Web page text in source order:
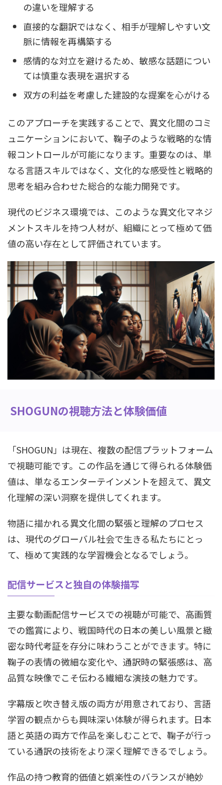
の違いを理解する
直接的な翻訳ではなく、相手が理解しやすい文
脈に情報を再構築する
感情的な対立を避けるため、敏感な話題につい
ては慎重な表現を選択する
双方の利益を考慮した建設的な提案を心がける
このアプローチを実践することで、異文化間のコミ
ュニケーションにおいて、鞠子のような戦略的な情
報コントロールが可能になります。重要なのは、単
なる言語スキルではなく、文化的な感受性と戦略的
思考を組み合わせた総合的な能力開発です。
現代のビジネス環境では、このような異文化マネジ
メントスキルを持つ人材が、組織にとって極めて価
値の高い存在として評価されています。
SHOGUNの視聴方法と体験価値
「SHOGUN」は現在、複数の配信プラットフォーム
で視聴可能です。この作品を通じて得られる体験価
値は、単なるエンターテインメントを超えて、異文
化理解の深い洞察を提供してくれます。
物語に描かれる異文化間の緊張と理解のプロセス
は、現代のグローバル社会で生きる私たちにとっ
て、極めて実践的な学習機会となるでしょう。
配信サービスと独自の体験描写
主要な動画配信サービスでの視聴が可能で、高画質
での鑑賞により、戦国時代の日本の美しい風景と緻
密な時代考証を存分に味わうことができます。特に
鞠子の表情の微細な変化や、通訳時の緊張感は、高
品質な映像でこそ伝わる繊細な演技の魅力です。
字幕版と吹き替え版の両方が用意されており、言語
学習の観点からも興味深い体験が得られます。日本
語と英語の両方で作品を楽しむことで、鞠子が行っ
ている通訳の技術をより深く理解できるでしょう。
作品の持つ教育的価値と娯楽性のバランスが絶妙